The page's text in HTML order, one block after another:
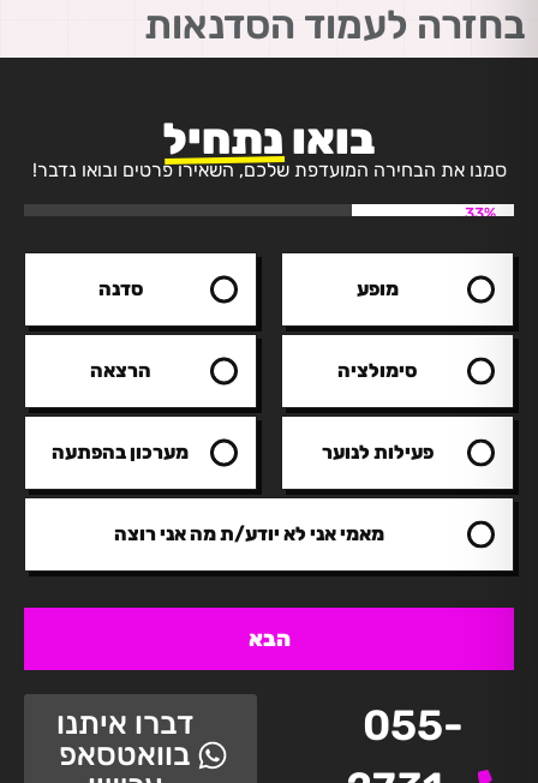
בחזרה לעמוד הסדנאות
בואו נתחיל
סמנו את הבחירה המועדפת שלכם, השאירו פרטים ובואו נדבר!
33%
מופע סדנה
סימולציה הרצאה
פעילות לנוער מערכון בהפתעה
מאמי אני לא יודע/ת מה אני רוצה
הבא
055-
דברו איתנו
בוואטסאפ